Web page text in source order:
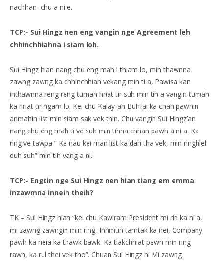
nachhan chu a ni e.
TCP:- Sui Hingz nen eng vangin nge Agreement leh
chhinchhiahna i siam loh.
Sui Hingz hian nang chu eng mah i thiam lo, min thawnna
zawng zawng ka chhinchhiah vekang min ti a, Pawisa kan
inthawnna reng reng tumah hriat tir suh min tih a vangin tumah
ka hriat tir ngam lo. Kei chu Kalay-ah Buhfai ka chah pawhin
anmahin list min siam sak vek thin. Chu vangin Sui Hingz’an
nang chu eng mah ti ve suh min tihna chhan pawh a ni a. Ka
ring ve tawpa ” Ka nau kei man list ka dah tha vek, min ringhlel
duh suh” min tih vang a ni.
TCP:- Engtin nge Sui Hingz nen hian tiang em emma
inzawmna inneih theih?
TK – Sui Hingz hian “kei chu Kawlram President mi rin ka ni a,
mi zawng zawngin min ring, Inhmun tamtak ka nei, Company
pawh ka neia ka thawk bawk. Ka tlakchhiat pawn min ring
rawh, ka rul thei vek tho”. Chuan Sui Hingz hi Mi zawng